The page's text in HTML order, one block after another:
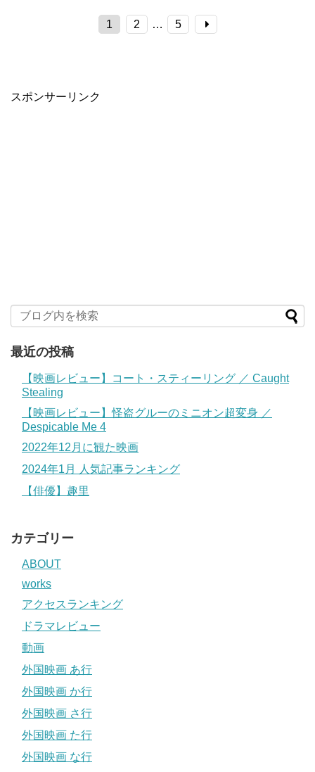
1 2 … 5
スポンサーリンク
最近の投稿
【映画レビュー】コート・スティーリング ／ Caught
Stealing
【映画レビュー】怪盗グルーのミニオン超変身 ／
Despicable Me 4
2022年12月に観た映画
2024年1月 人気記事ランキング
【俳優】趣里
カテゴリー
ABOUT
works
アクセスランキング
ドラマレビュー
動画
外国映画 あ行
外国映画 か行
外国映画 さ行
外国映画 た行
外国映画 な行